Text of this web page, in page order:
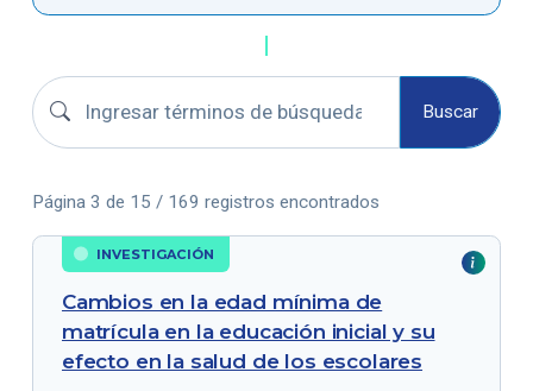
Buscar proyectos Buscar
Página 3 de 15 / 169 registros encontrados
INVESTIGACIÓN
Cambios en la edad mínima de
matrícula en la educación inicial y su
efecto en la salud de los escolares